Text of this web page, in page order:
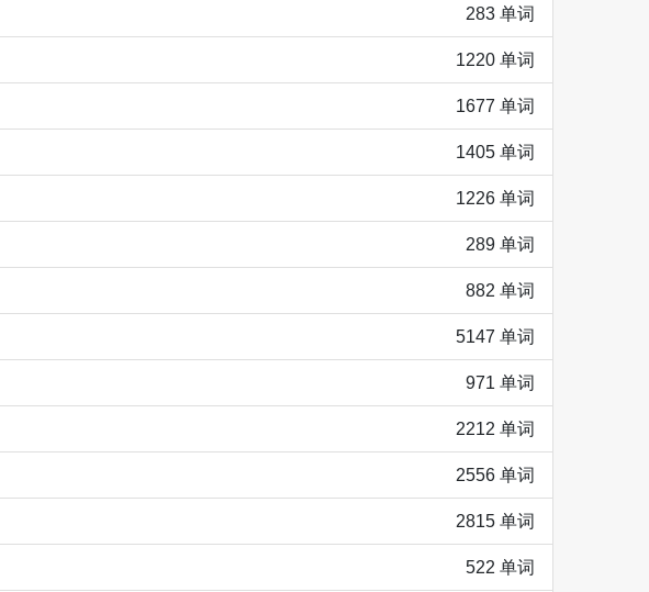
283 单词
1220 单词
1677 单词
1405 单词
1226 单词
289 单词
882 单词
5147 单词
971 单词
2212 单词
2556 单词
2815 单词
522 单词